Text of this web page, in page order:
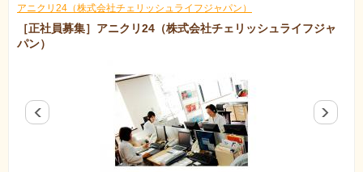
アニクリ24（株式会社チェリッシュライフジャパン）
［正社員募集］アニクリ24（株式会社チェリッシュライフジャ
パン）